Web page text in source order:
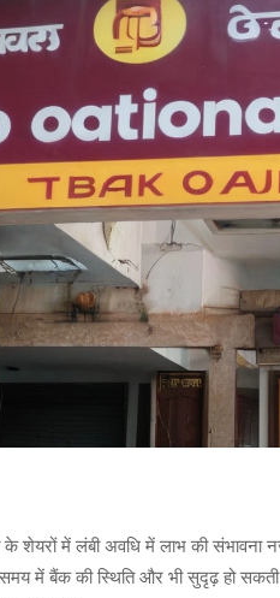
शेयरों में लंबी अवधि में लाभ की संभावना
में बैंक की स्थिति और भी सुदृढ़ हो